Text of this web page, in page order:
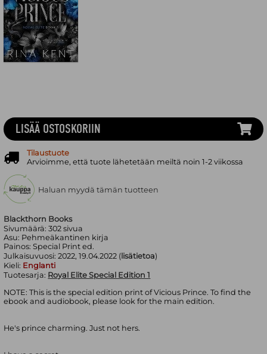
Blackthorn Books
Sivumäärä:302 sivua
Asu: Pehmeäkantinen kirja
Painos:Special Print ed.
Julkaisuvuosi:2022, 19.04.2022 ( lisätietoa)
Kieli: Englanti
Tuotesarja: Royal Elite Special Edition 1
NOTE: This is the special edition print of Vicious Prince. To find the
ebook and audiobook, please look for the main edition.
He's prince charming. Just not hers.
LISÄÄ OSTOSKORIIN
Tilaustuote
Arvioimme, että tuote lähetetään meiltä noin 1-2 viikossa
Haluan myydä tämän tuotteen